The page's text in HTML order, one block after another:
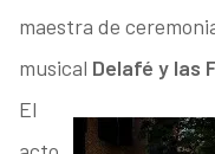
maestra de
musical Delafé y las
El